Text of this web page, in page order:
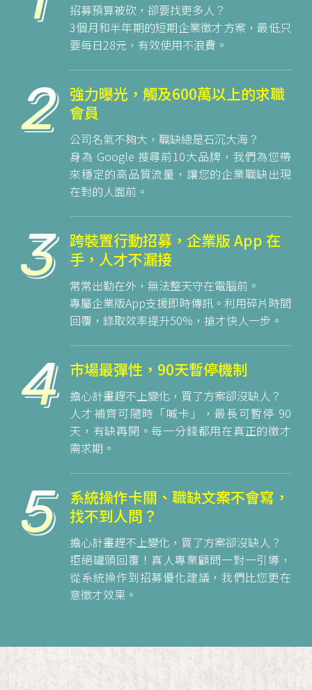
招募預算被砍，卻要找更多人？
3個月和半年期的短期企業徵才方案，最低只
要每日28元，有效使用不浪費。
強力曝光，觸及600萬以上的求職
會員
公司名氣不夠大，職缺總是石沉大海？
身為 Google 搜尋前10大品牌，我們為您帶
來穩定的高品質流量，讓您的企業職缺出現
在對的人面前。
跨裝置行動招募，企業版 App 在
手，人才不漏接
常常出勤在外，無法整天守在電腦前。
專屬企業版App支援即時傳訊。利用碎片時間
回覆，錄取效率提升50%，搶才快人一步。
市場最彈性，90天暫停機制
擔心計畫趕不上變化，買了方案卻沒缺人？
人才補齊可隨時「喊卡」，最長可暫停 90
天，有缺再開。每一分錢都用在真正的徵才
需求期。
系統操作卡關、職缺文案不會寫，
找不到人問？
擔心計畫趕不上變化，買了方案卻沒缺人？
拒絕罐頭回覆！真人專業顧問一對一引導，
從系統操作到招募優化建議，我們比您更在
意徵才效果。